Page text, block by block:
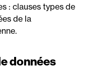
: clauses types de
de la
données